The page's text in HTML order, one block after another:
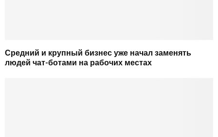
Средний и крупный бизнес уже начал заменять
людей чат-ботами на рабочих местах